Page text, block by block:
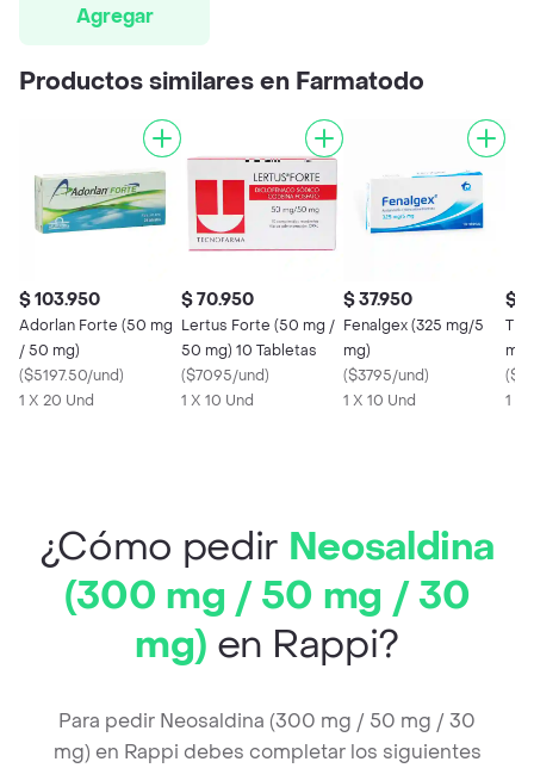
Agregar
Productos similares en Farmatodo
$ 103.950
Adorlan Forte (50 mg
/ 50 mg)
($5197.50/und)
1 X 20 Und
$ 70.950
Lertus Forte (50 mg /
50 mg) 10 Tabletas
($7095/und)
1 X 10 Und
$ 37.950
Fenalgex (325 mg/5
mg)
($3795/und)
1 X 10 Und
$
mg)
(
1 X
¿Cómo pedir Neosaldina
(300 mg / 50 mg / 30
mg) en Rappi?
Para pedir Neosaldina (300 mg / 50 mg / 30
mg) en Rappi debes completar los siguientes